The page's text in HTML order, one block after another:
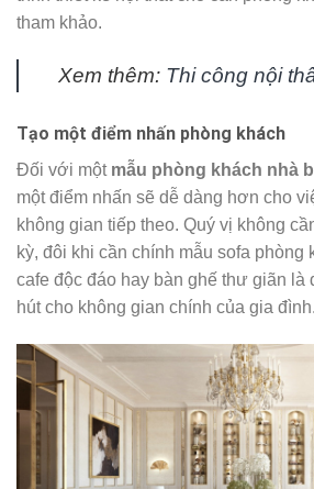
tham khảo.
Xem thêm: Thi công nội
Tạo một điểm nhấn phòng khách
Đối với một mẫu phòng khách nhà
một điểm nhấn sẽ dễ dàng hơn cho
không gian tiếp theo. Quý vị không
kỳ, đôi khi cần chính mẫu sofa phòng
cafe độc đáo hay bàn ghế thư giãn là
hút cho không gian chính của gia đình.